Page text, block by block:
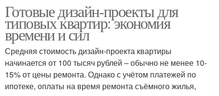
Готовые дизайн-проекты для
типовых квартир: экономия
времени и сил
Средняя стоимость дизайн-проекта квартиры
начинается от 100 тысяч рублей – обычно не менее 10-
15% от цены ремонта. Однако с учётом платежей по
ипотеке, оплаты на время ремонта съёмного жилья,